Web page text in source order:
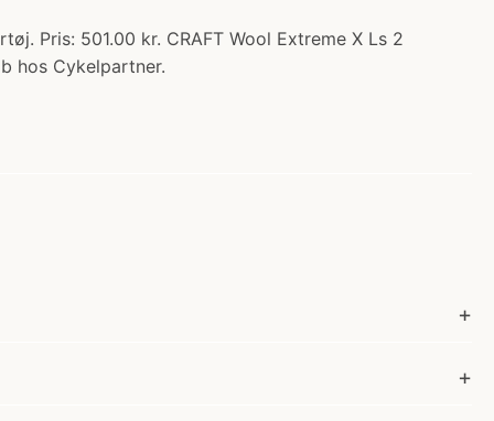
Pris: 501.00 kr. CRAFT Wool Extreme X Ls 2
hos Cykelpartner.